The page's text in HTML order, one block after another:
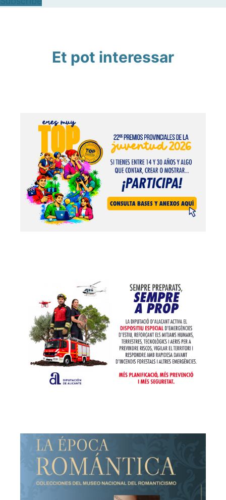
Et pot interessar